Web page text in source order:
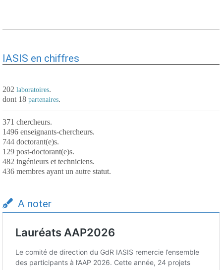
IASIS en chiffres
202 laboratoires.
dont 18 partenaires.
371 chercheurs.
1496 enseignants-chercheurs.
744 doctorant(e)s.
129 post-doctorant(e)s.
482 ingénieurs et techniciens.
436 membres ayant un autre statut.
A noter